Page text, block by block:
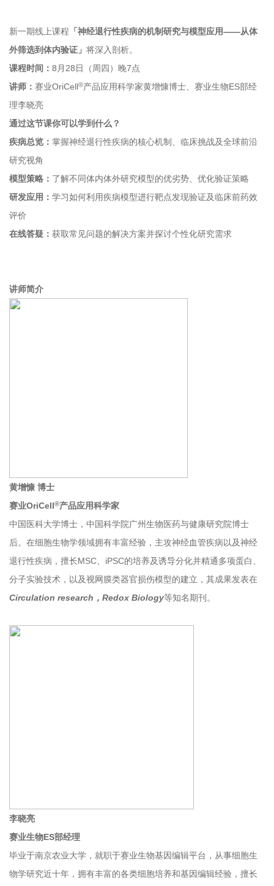
新一期线上课程 「神经退行性疾病的机制研究与模型应用——从体
外筛选到体内验证」 将深入剖析。
课程时间： 8月28日（周四）晚7点
讲师： 赛业OriCell®产品应用科学家黄增慷博士、 赛业生物ES部经
理李晓亮
通过这节课你可以学到什么？
疾病总览： 掌握神经退行性疾病的核心机制、临床挑战及全球前沿
研究视角
模型策略： 了解不同体内体外研究模型的优劣势、优化验证策略
研发应用： 学习如何利用疾病模型进行靶点发现验证及临床前药效
评价
在线答疑： 获取常见问题的解决方案并探讨个性化研究需求
讲师简介
黄增慷 博士
赛业OriCell®产品应用科学家
中国医科大学博士，中国科学院广州生物医药与健康研究院博士
后。在细胞生物学领域拥有丰富经验，主攻神经血管疾病以及神经
退行性疾病，擅长MSC、 iPSC的培养及诱导分化并精通多项蛋白、
分子实验技术，以及视网膜类器官损伤模型的建立，其成果发表在
Circulation research， Redox Biology等知名期刊。
李晓亮
赛业生物ES部经理
毕业于南京农业大学，就职于赛业生物基因编辑平台，从事细胞生
物学研究近十年，拥有丰富的各类细胞培养和基因编辑经验，擅长